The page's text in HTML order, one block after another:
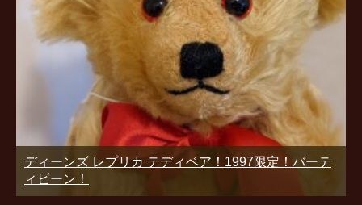
ディーンズ レプリカ テディベア！1997限定！バーテ
ィビーン！